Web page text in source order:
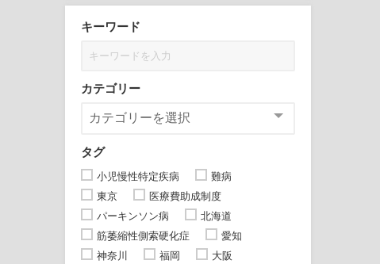
キーワード
カテゴリー
タグ
小児慢性特定疾病
難病
東京
医療費助成制度
パーキンソン病
北海道
筋萎縮性側索硬化症
愛知
神奈川
福岡
大阪